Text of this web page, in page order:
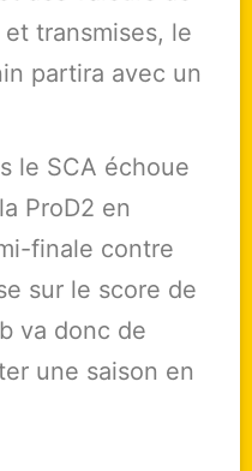
transmises, le
partira avec un
le SCA échoue
ProD2 en
finale contre
sur le score de
va donc de
une saison en